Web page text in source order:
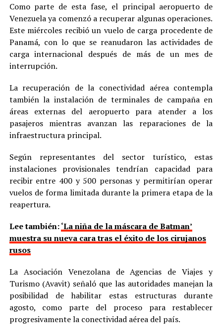
Como parte de esta fase, el principal aeropuerto de
Venezuela ya comenzó a recuperar algunas operaciones.
Este miércoles recibió un vuelo de carga procedente de
Panamá, con lo que se reanudaron las actividades de
carga internacional después de más de un mes de
interrupción.
La recuperación de la conectividad aérea contempla
también la instalación de terminales de campaña en
áreas externas del aeropuerto para atender a los
pasajeros mientras avanzan las reparaciones de la
infraestructura principal.
Según representantes del sector turístico, estas
instalaciones provisionales tendrían capacidad para
recibir entre 400 y 500 personas y permitirían operar
vuelos de forma limitada durante la primera etapa de la
reapertura.
Lee también:‘La niña de la máscara de Batman’
muestra su nueva cara tras el éxito de los cirujanos
rusos
La Asociación Venezolana de Agencias de Viajes y
Turismo (Avavit) señaló que las autoridades manejan la
posibilidad de habilitar estas estructuras durante
agosto, como parte del proceso para restablecer
progresivamente la conectividad aérea del país.